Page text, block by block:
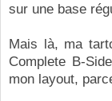
sur une base
Mais là, ma
Complete B-
mon layout,